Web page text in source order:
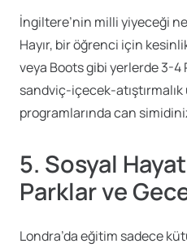
İngiltere’nin milli yiyeceği
Hayır, bir öğrenci için
veya Boots gibi yerlerde 3-4
sandviç-içecek-
programlarında can
5. Sosyal
Parklar ve
Londra’da eğitim sadece